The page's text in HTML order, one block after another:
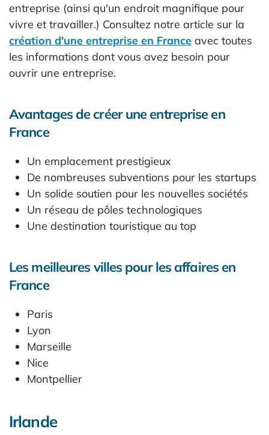
entreprise (ainsi qu'un endroit magnifique pour
vivre et travailler.) Consultez notre article sur la
création d'une entreprise en France avec toutes
les informations dont vous avez besoin pour
ouvrir une entreprise.
Avantages de créer une entreprise en
France
Un emplacement prestigieux
De nombreuses subventions pour les startups
Un solide soutien pour les nouvelles sociétés
Un réseau de pôles technologiques
Une destination touristique au top
Les meilleures villes pour les affaires en
France
Paris
Lyon
Marseille
Nice
Montpellier
Irlande